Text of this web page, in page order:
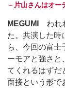
－片山さんはオー
MEGUMI
われ
た。共演した時
ら、今回の富士
ーモアと強さと
てくれるはずだ
面接という形で